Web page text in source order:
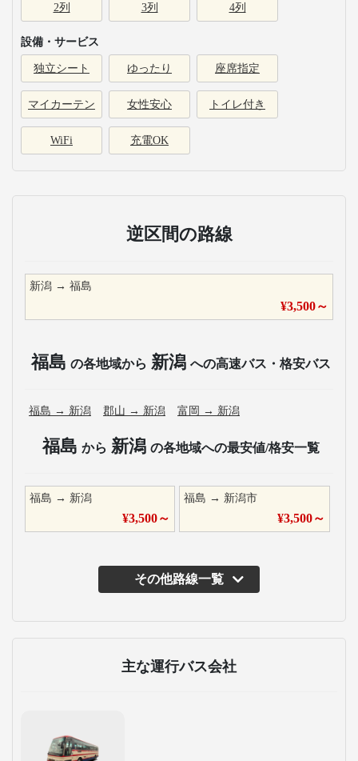
2列 3列 4列
設備・サービス
独立シート ゆったり 座席指定
マイカーテン 女性安心 トイレ付き
WiFi 充電OK
逆区間の路線
新潟 → 福島
¥3,500～
福島 の各地域から 新潟 への高速バス・格安バス
福島 → 新潟 郡山 → 新潟 富岡 → 新潟
福島 から 新潟 の各地域への最安値/格安一覧
福島 → 新潟
¥3,500～
福島 → 新潟市
¥3,500～
その他路線一覧
主な運行バス会社